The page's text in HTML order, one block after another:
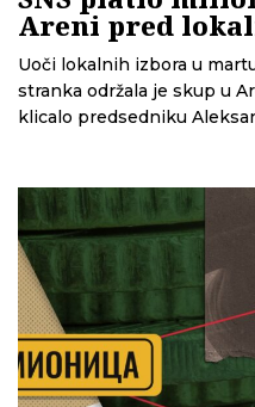
Areni pred
Uoči lokalnih izbora u
stranka održala je skup u
klicalo predsedniku
skup do sada zvanično
troškova – i to samo za
bi konačni iznos mogao biti